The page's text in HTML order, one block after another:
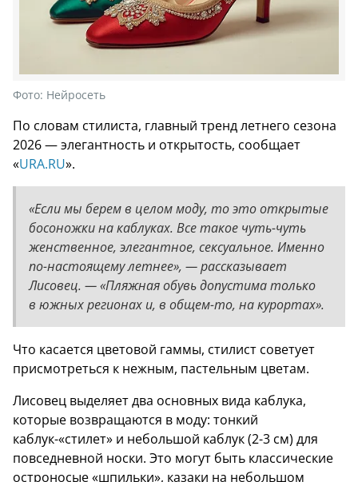
Фото: Нейросеть
По словам стилиста, главный тренд летнего сезона
2026 — элегантность и открытость, сообщает
«URA.RU».
«Если мы берем в целом моду, то это открытые
босоножки на каблуках. Все такое чуть-чуть
женственное, элегантное, сексуальное. Именно
по-настоящему летнее», — рассказывает
Лисовец. — «Пляжная обувь допустима только
в южных регионах и, в общем-то, на курортах».
Что касается цветовой гаммы, стилист советует
присмотреться к нежным, пастельным цветам.
Лисовец выделяет два основных вида каблука,
которые возвращаются в моду: тонкий
каблук-«стилет» и небольшой каблук (2-3 см) для
повседневной носки. Это могут быть классические
остроносые «шпильки», казаки на небольшом